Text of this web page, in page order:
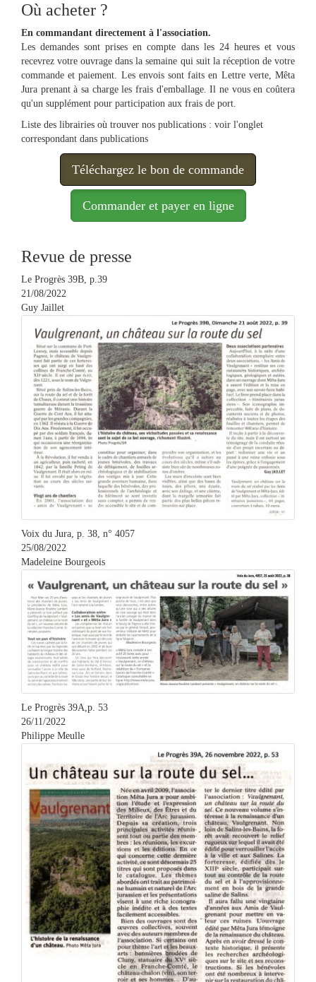
Où acheter ?
En commandant directement à l'association.
Les demandes sont prises en compte dans les 24 heures et vous
recevrez votre ouvrage dans la semaine qui suit la réception de votre
commande et paiement. Les envois sont faits en Lettre verte, Mêta
Jura prenant à sa charge les frais d'emballage. Il ne vous en coûtera
qu'un supplément pour participation aux frais de port.
Liste des librairies où trouver nos publications : voir l'onglet
correspondant dans publications
Téléchargez le bon de commande
Commander et payer en ligne
Revue de presse
Le Progrès 39B, p.39
21/08/2022
Guy Jaillet
Voix du Jura, p. 38, n° 4057
25/08/2022
Madeleine Bourgeois
Le Progrès 39A,p. 53
26/11/2022
Philippe Meulle